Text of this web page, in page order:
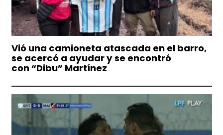
Vió una camioneta atascada en el barro,
se acercó a ayudar y se encontró
con “Dibu” Martínez